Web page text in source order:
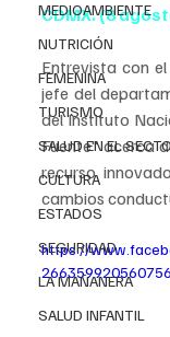
MEDIOAMBIENTE
NUTRICIÓN
FEMENINA
TURISMO
SALUD EN EL
CULTURA
ESTADOS
SEGURIDAD
LA MAÑANERA
SALUD INFANTIL
CDMX. (8
Entrevista con
jefe del
del Instituto
Fuente" acerca
recurso
cambios
https://
266359920560756